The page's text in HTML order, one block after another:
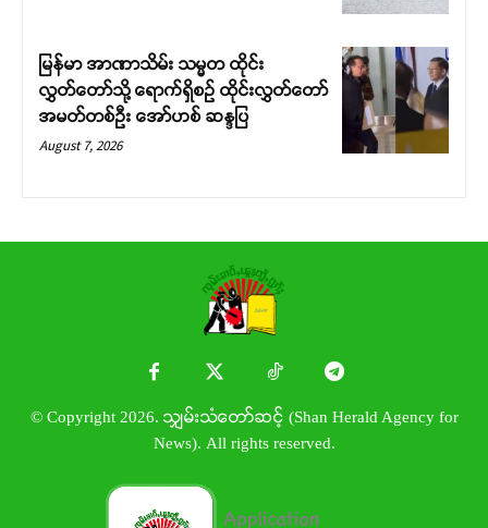
မြန်မာ အာဏာသိမ်း သမ္မတ ထိုင်း
လွှတ်တော်သို့ ရောက်ရှိစဉ် ထိုင်းလွှတ်တော်
အမတ်တစ်ဦး အော်ဟစ် ဆန္ဒပြ
August 7, 2026
© Copyright 2026. သျှမ်းသံတော်ဆင့် (Shan Herald Agency for
News). All rights reserved.